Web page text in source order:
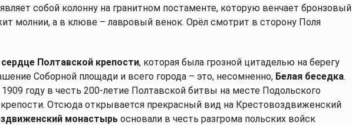
собой колонну на гранитном постаменте, которую венчает бронзовый
молнии, а в клюве – лавровый венок. Орёл смотрит в сторону Поля
Полтавской крепости, которая была грозной цитаделью на берегу
Соборной площади и всего города – это, несомненно, Белая беседка.
году в честь 200-летие Полтавской битвы на месте Подольского
Отсюда открывается прекрасный вид на Крестовоздвиженский
монастырь основали в честь разгрома польских войск